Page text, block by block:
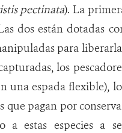
pectinata). La
dos están dotadas
para
los
una espada flexible),
que pagan por
a estas especies a